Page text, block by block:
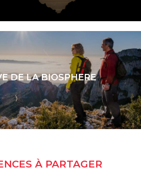
DE LA BIOSPHERE
À PARTAGER